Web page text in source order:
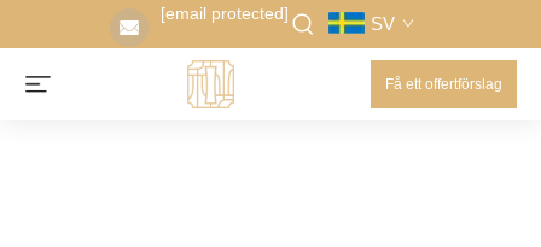
[email protected] SV
Få ett offertförslag